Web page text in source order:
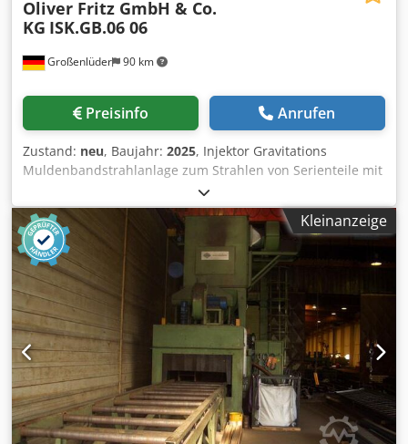
Großenlüder 90 km
Oliver Fritz GmbH & Co.
KG ISK.GB.06 06
Preisinfo Anrufen
Zustand: neu, Baujahr: 2025, Injektor Gravitations
Muldenbandstrahlanlage zum Strahlen von Serienteile mit
Glasperlen, Korund, Keramikkugel unsw. Die Anlage hat
durch das Gravitationssystem beim Strahlen 15-20% mehr
Strahlleistung als ein einfaches Injektorstrahlsystem. Die
Anlage besitzt ein Becherwerk mit Windsichtung zum
Strahlmittelreinigen. Für verschiedene Strahlaufgaben ist
es möglich bis zu 20 Programme zu hinterlegen. Dedjhunz
Njpfx Ahkekr
Kleinanzeige